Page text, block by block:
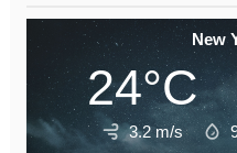
New
24°C
3.2 m/s